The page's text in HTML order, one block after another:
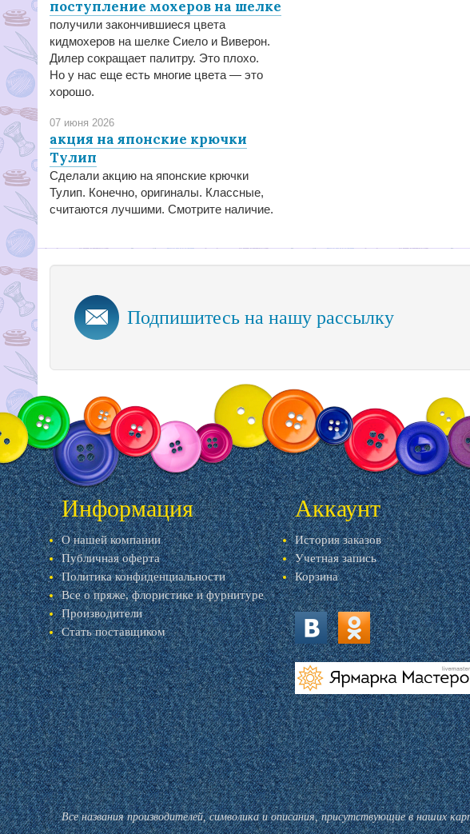
поступление мохеров на шелке
получили закончившиеся цвета
кидмохеров на шелке Сиело и Виверон.
Дилер сокращает палитру. Это плохо.
Но у нас еще есть многие цвета — это
хорошо.
07 июня 2026
акция на японские крючки
Тулип
Сделали акцию на японские крючки
Тулип. Конечно, оригиналы. Классные,
считаются лучшими. Смотрите наличие.
Подпишитесь на нашу рассылку
Информация
О нашей компании
Публичная оферта
Политика конфиденциальности
Все о пряже, флористике и фурнитуре
Производители
Стать поставщиком
Аккаунт
История заказов
Учетная запись
Корзина
vk.com ok.ru
livemaster.ru
Все названия производителей, символика и описания, присутствующие в наших